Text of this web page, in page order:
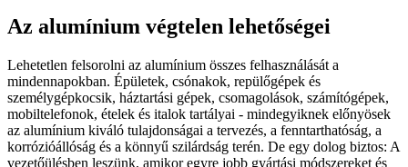
Az alumínium végtelen lehetőségei
Lehetetlen felsorolni az alumínium összes felhasználását a
mindennapokban. Épületek, csónakok, repülőgépek és
személygépkocsik, háztartási gépek, csomagolások, számítógépek,
mobiltelefonok, ételek és italok tartályai - mindegyiknek előnyösek
az alumínium kiváló tulajdonságai a tervezés, a fenntarthatóság, a
korrózióállóság és a könnyű szilárdság terén. De egy dolog biztos: A
vezetőülésben leszünk, amikor egyre jobb gyártási módszereket és